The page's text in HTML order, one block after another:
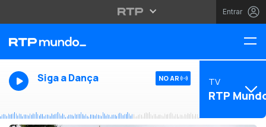
Entrar
Siga a Dança NO AR TV
RTP